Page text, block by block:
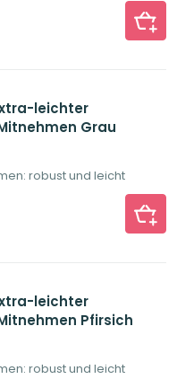
leichter
Grau
robust und leicht
leichter
Pfirsich
robust und leicht